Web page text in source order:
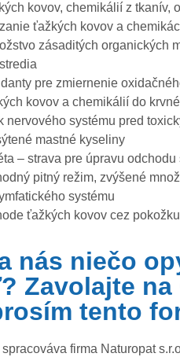
kovov, chemikálií z tkanív,
ťažkých kovov a
zásaditých organických
pre zmiernenie
kovov a chemikálií do
nervového systému pred
mastné kyseliny
– strava pre úpravu
pitný režim, zvýšené
systému
ťažkých kovov cez pokožku
nás niečo
Zavolajte na
tento
firma Naturopat